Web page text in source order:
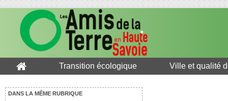
Transition écologique Ville et qualité
DANS LA MÊME RUBRIQUE